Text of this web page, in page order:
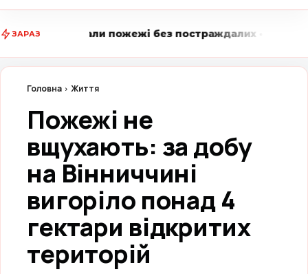
ЗАРАЗбез постраждалих • Вінниця LIVE стежить за
Головна Життя
Пожежі не
вщухають: за добу
на Вінниччині
вигоріло понад 4
гектари відкритих
територій